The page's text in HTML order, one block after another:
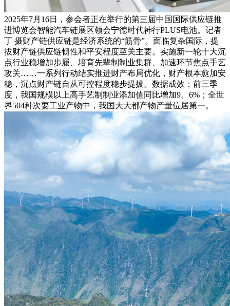
2025年7月16日，参会者正在举行的第三届中国国际供应链推
进博览会智能汽车链展区领会宁德时代神行PLUS电池。记者
丁 摄财产链供应链是经济系统的“筋骨”。面临复杂国际，提
拔财产链供应链韧性和平安程度至关主要。实施新一轮十大沉
点行业稳增加步履、培育先辈制制业集群、加速环节焦点手艺
攻关……一系列行动结实推进财产布局优化，财产根本愈加安
稳，沉点财产链自从可控程度稳步提拔。数据成效：前三季
度，我国规模以上高手艺制制业添加值同比增加9。6%；全世
界504种次要工业产物中，我国大大都产物产量位居第一。